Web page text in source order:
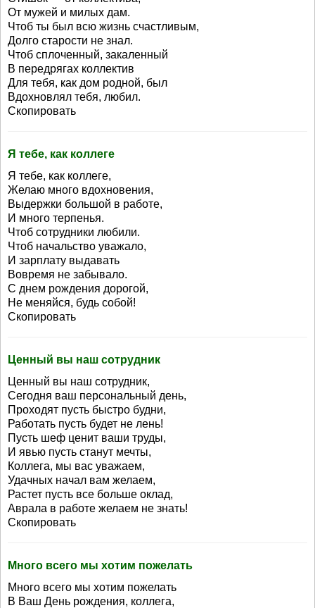
От мужей и милых дам.
Чтоб ты был всю жизнь счастливым,
Долго старости не знал.
Чтоб сплоченный, закаленный
В передрягах коллектив
Для тебя, как дом родной, был
Вдохновлял тебя, любил.
Скопировать
Я тебе, как коллеге
Я тебе, как коллеге,
Желаю много вдохновения,
Выдержки большой в работе,
И много терпенья.
Чтоб сотрудники любили.
Чтоб начальство уважало,
И зарплату выдавать
Вовремя не забывало.
С днем рождения дорогой,
Не меняйся, будь собой!
Скопировать
Ценный вы наш сотрудник
Ценный вы наш сотрудник,
Сегодня ваш персональный день,
Проходят пусть быстро будни,
Работать пусть будет не лень!
Пусть шеф ценит ваши труды,
И явью пусть станут мечты,
Коллега, мы вас уважаем,
Удачных начал вам желаем,
Растет пусть все больше оклад,
Аврала в работе желаем не знать!
Скопировать
Много всего мы хотим пожелать
Много всего мы хотим пожелать
В Ваш День рождения, коллега,